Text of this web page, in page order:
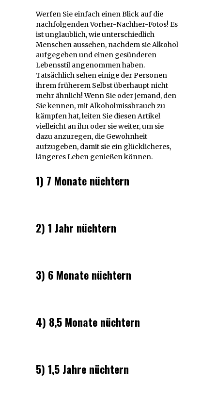
Werfen Sie einfach einen Blick auf die
nachfolgenden Vorher-Nachher-Fotos! Es
ist unglaublich, wie unterschiedlich
Menschen aussehen, nachdem sie Alkohol
aufgegeben und einen gesünderen
Lebensstil angenommen haben.
Tatsächlich sehen einige der Personen
ihrem früherem Selbst überhaupt nicht
mehr ähnlich! Wenn Sie oder jemand, den
Sie kennen, mit Alkoholmissbrauch zu
kämpfen hat, leiten Sie diesen Artikel
vielleicht an ihn oder sie weiter, um sie
dazu anzuregen, die Gewohnheit
aufzugeben, damit sie ein glücklicheres,
längeres Leben genießen können.
1) 7 Monate nüchtern
2) 1 Jahr nüchtern
3) 6 Monate nüchtern
4) 8,5 Monate nüchtern
5) 1,5 Jahre nüchtern